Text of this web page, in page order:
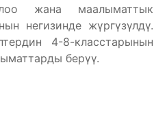
жана маалыматтык
негизинде жүргүзүлдү.
4-8-класстарынын
берүү.